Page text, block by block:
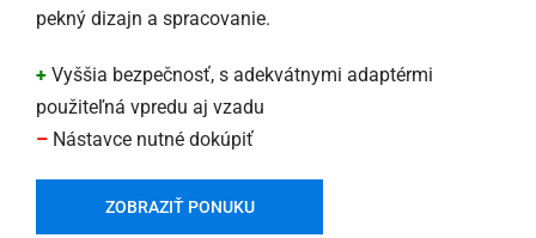
pekný dizajn a spracovanie.
+ Vyššia bezpečnosť, s adekvátnymi adaptérmi
použiteľná vpredu aj vzadu
– Nástavce nutné dokúpiť
ZOBRAZIŤ PONUKU